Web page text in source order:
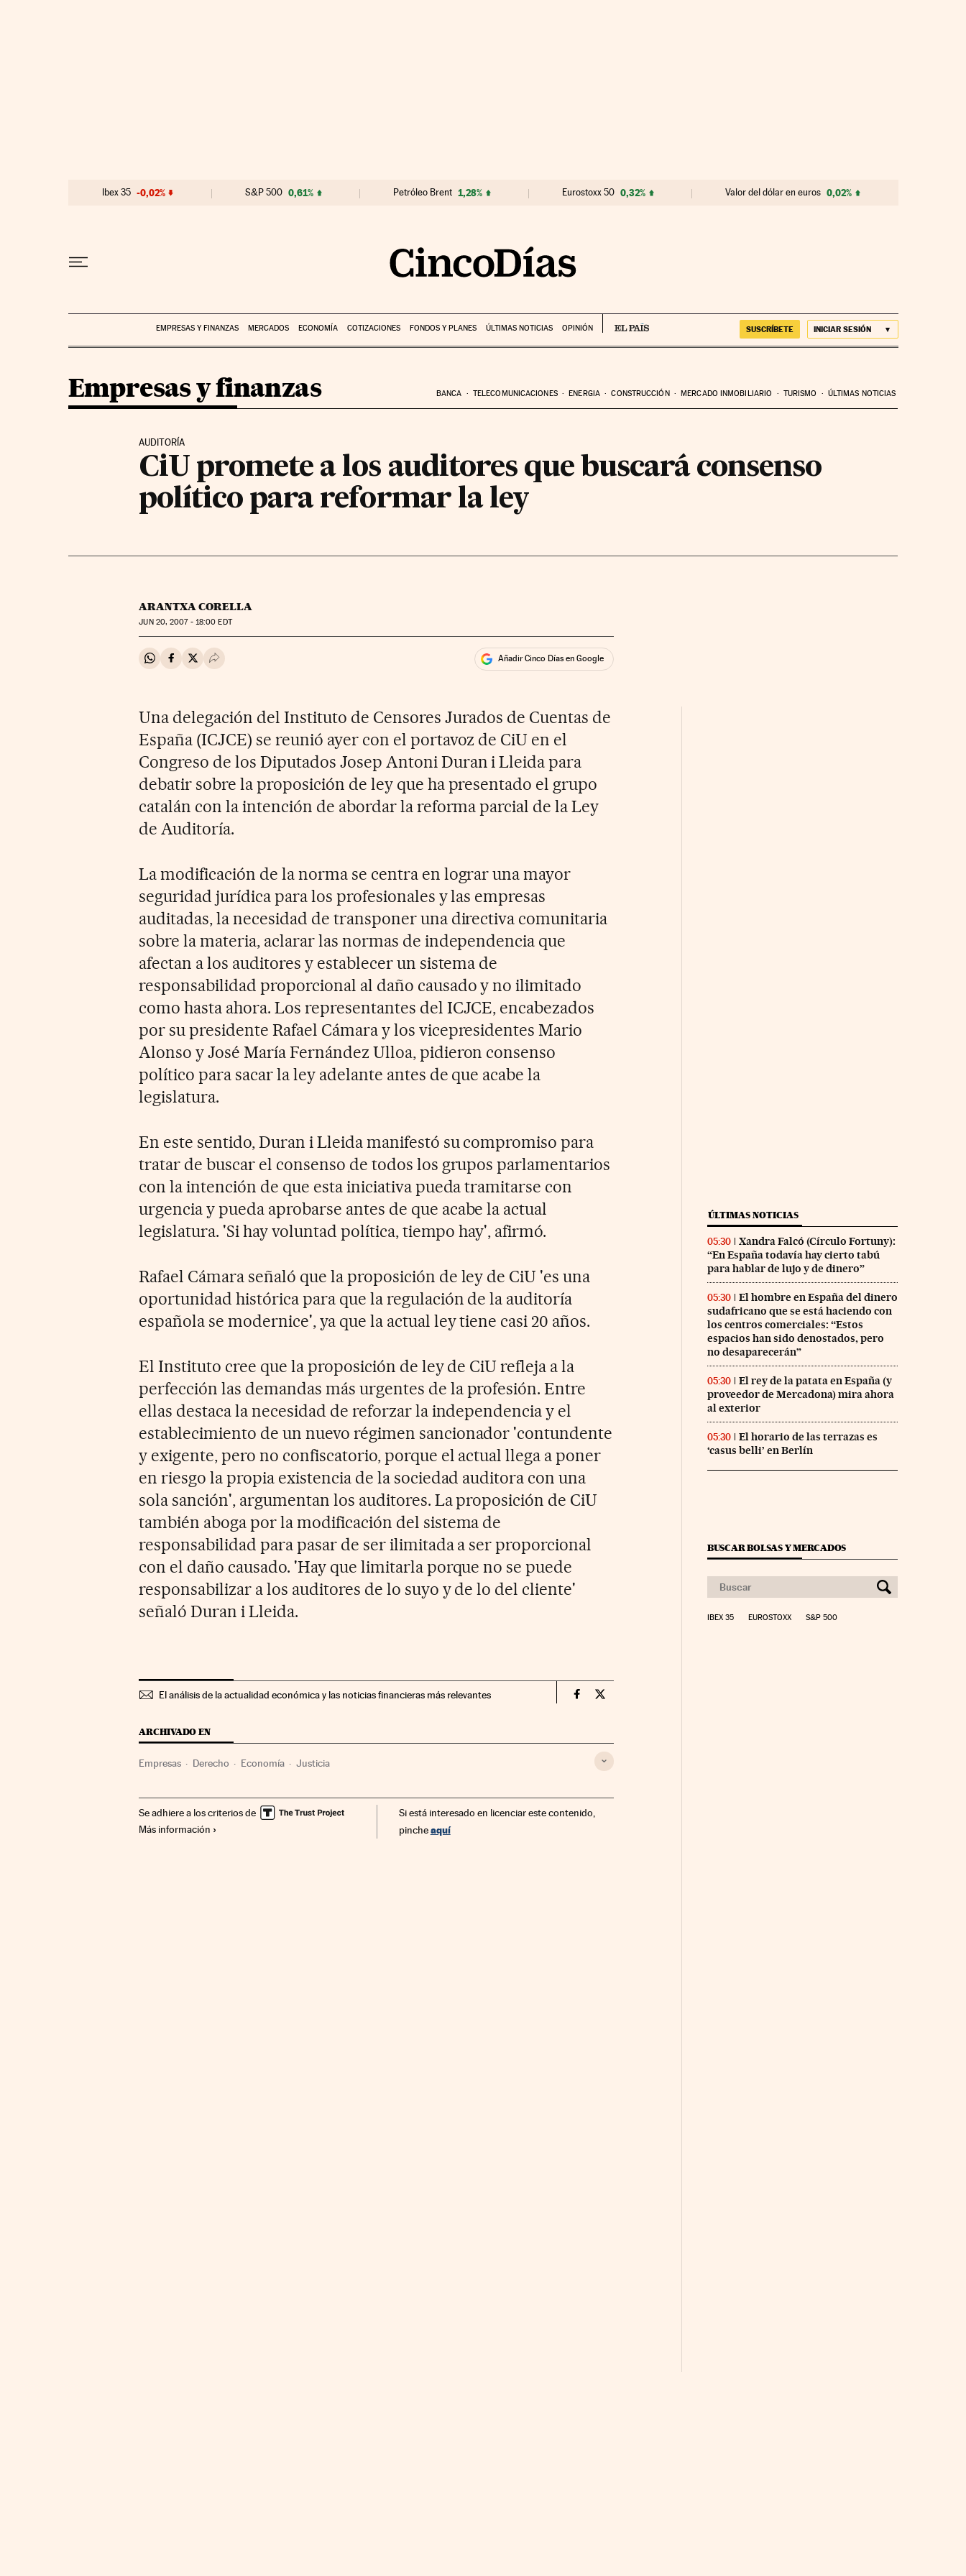
Ibex 35 -0,02% S&P 500 0,61% Petróleo Brent 1,28% Eurostoxx 50 0,32% Valor del dólar en euros 0,02%
EMPRESAS Y FINANZAS MERCADOS ECONOMÍA COTIZACIONES FONDOS Y PLANES ÚLTIMAS NOTICIAS OPINIÓN SUSCRÍBETE INICIAR SESIÓN
Empresas y finanzas BANCA TELECOMUNICACIONES ENERGIA CONSTRUCCIÓN MERCADO INMOBILIARIO TURISMO ÚLTIMAS NOTICIAS
AUDITORÍA
CiU promete a los auditores que buscará consenso
político para reformar la ley
ARANTXA CORELLA
JUN20, 2007 - 18:00 EDT
Compartir en Whatsapp
Compartir en Facebook
Compartir en Twitter
Desplegar Redes Sociales Añadir Cinco Días en Google
Una delegación del Instituto de Censores Jurados de Cuentas de
España (ICJCE) se reunió ayer con el portavoz de CiU en el
Congreso de los Diputados Josep Antoni Duran i Lleida para
debatir sobre la proposición de ley que ha presentado el grupo
catalán con la intención de abordar la reforma parcial de la Ley
de Auditoría.
La modificación de la norma se centra en lograr una mayor
seguridad jurídica para los profesionales y las empresas
auditadas, la necesidad de transponer una directiva comunitaria
sobre la materia, aclarar las normas de independencia que
afectan a los auditores y establecer un sistema de
responsabilidad proporcional al daño causado y no ilimitado
como hasta ahora. Los representantes del ICJCE, encabezados
por su presidente Rafael Cámara y los vicepresidentes Mario
Alonso y José María Fernández Ulloa, pidieron consenso
político para sacar la ley adelante antes de que acabe la
legislatura.
En este sentido, Duran i Lleida manifestó su compromiso para
tratar de buscar el consenso de todos los grupos parlamentarios
con la intención de que esta iniciativa pueda tramitarse con
urgencia y pueda aprobarse antes de que acabe la actual
legislatura. 'Si hay voluntad política, tiempo hay', afirmó.
Rafael Cámara señaló que la proposición de ley de CiU 'es una
oportunidad histórica para que la regulación de la auditoría
española se modernice', ya que la actual ley tiene casi 20 años.
El Instituto cree que la proposición de ley de CiU refleja a la
perfección las demandas más urgentes de la profesión. Entre
ellas destaca la necesidad de reforzar la independencia y el
establecimiento de un nuevo régimen sancionador 'contundente
y exigente, pero no confiscatorio, porque el actual llega a poner
en riesgo la propia existencia de la sociedad auditora con una
sola sanción', argumentan los auditores. La proposición de CiU
también aboga por la modificación del sistema de
responsabilidad para pasar de ser ilimitada a ser proporcional
con el daño causado. 'Hay que limitarla porque no se puede
responsabilizar a los auditores de lo suyo y de lo del cliente'
señaló Duran i Lleida.
El análisis de la actualidad económica y las noticias financieras más relevantes Companias Cinco Días en Facebook
Companias Cinco Días en Twitter
ARCHIVADO EN
Empresas Derecho Economía Justicia
Se adhiere a los criterios de
Más información
Si está interesado en licenciar este contenido,
pincheaquí
ÚLTIMAS NOTICIAS
05:30
Xandra Falcó (Círculo Fortuny):
“En España todavía hay cierto tabú
para hablar de lujo y de dinero”
05:30
El hombre en España del dinero
sudafricano que se está haciendo con
los centros comerciales: “Estos
espacios han sido denostados, pero
no desaparecerán”
05:30
El rey de la patata en España (y
proveedor de Mercadona) mira ahora
al exterior
05:30
El horario de las terrazas es
‘casus belli’ en Berlín
BUSCAR BOLSAS Y MERCADOS
IBEX 35 EUROSTOXX S&P 500